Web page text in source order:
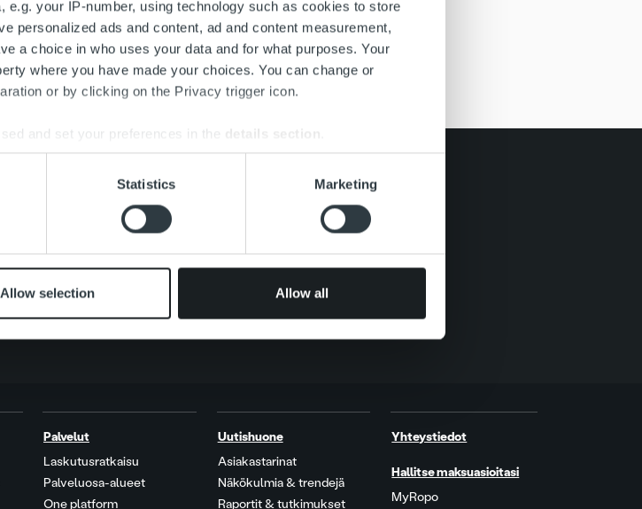
e.g. your IP-number, using technology such as cookies to store
personalized ads and content, ad and content measurement,
a choice in who uses your data and for what purposes. Your
where you have made your choices. You can change or
or by clicking on the Privacy trigger icon.
and set your preferences in the details section
social media features and to analyse our traffic. We also share
advertising and analytics partners who may combine it with
collected from your use of their services.
Statistics Marketing
Allow selection Allow all
Palvelut
Laskutusratkaisu
Palveluosa-alueet
One platform
Uutishuone
Asiakastarinat
Näkökulmia & trendejä
Raportit & tutkimukset
Yhteystiedot
Hallitse maksuasioitasi
MyRopo